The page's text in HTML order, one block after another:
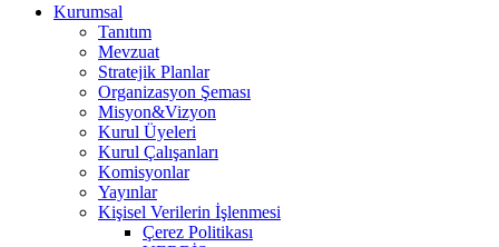
Kurumsal
Tanıtım
Mevzuat
Stratejik Planlar
Organizasyon Şeması
Misyon&Vizyon
Kurul Üyeleri
Kurul Çalışanları
Komisyonlar
Yayınlar
Kişisel Verilerin İşlenmesi
Çerez Politikası